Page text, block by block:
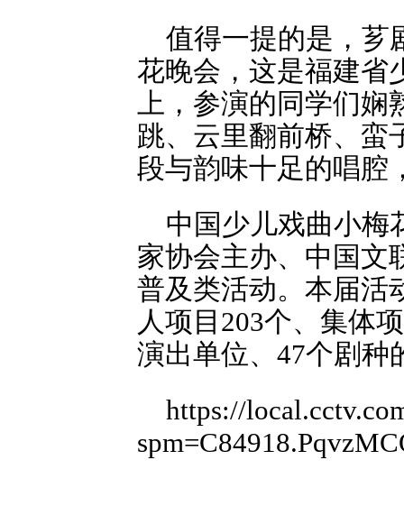
值得一提的是，芗
花晚会，这是福建省
上，参演的同学们娴
跳、云里翻前桥、蛮
段与韵味十足的唱腔
中国少儿戏曲小梅
家协会主办、中国文
普及类活动。本届活
人项目203个、集体
演出单位、47个剧种
https://